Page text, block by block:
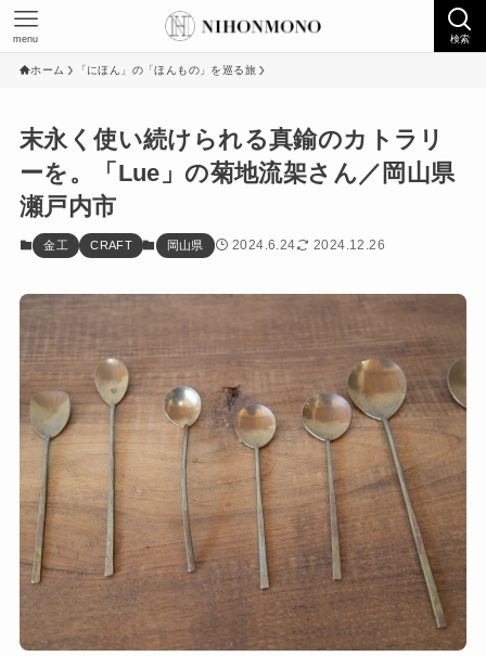
検索
menu
ホーム 「にほん」の「ほんもの」を巡る旅
末永く使い続けられる真鍮のカトラリ
ーを。「Lue」の菊地流架さん／岡山県
瀬戸内市
金工 CRAFT 岡山県 2024.6.24 2024.12.26